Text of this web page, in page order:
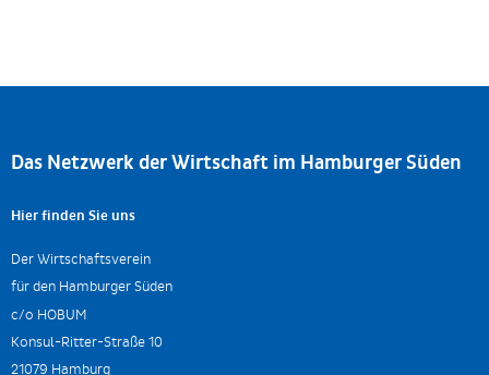
Das Netzwerk der Wirtschaft im Hamburger Süden
Hier finden Sie uns
Der Wirtschaftsverein
für den Hamburger Süden
c/o HOBUM
Konsul-Ritter-Straße 10
21079 Hamburg